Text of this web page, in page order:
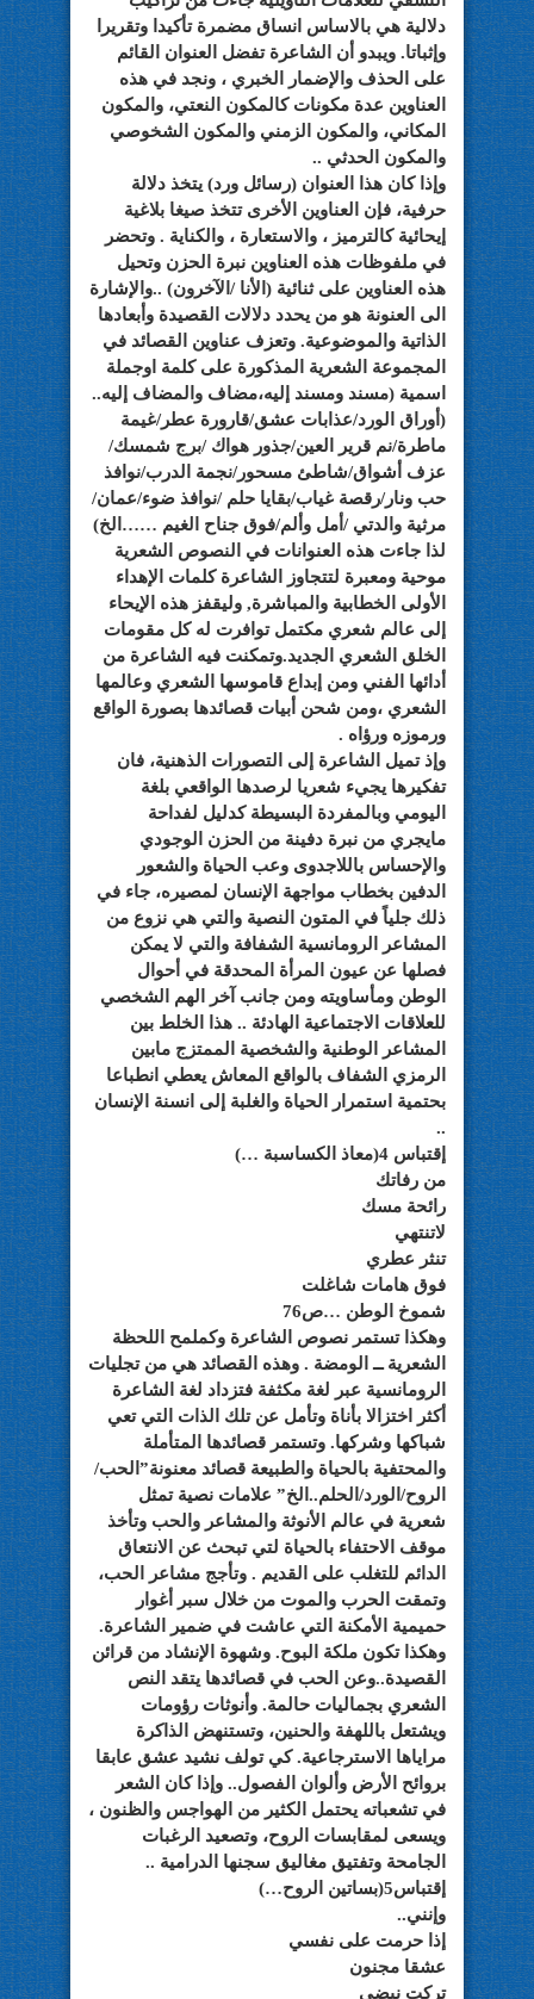
دلالية هي بالاساس انساق مضمرة تأكيدا وتقريرا
وإثباتا. ويبدو أن الشاعرة تفضل العنوان القائم
على الحذف والإضمار الخبري ، ونجد في هذه
العناوين عدة مكونات كالمكون النعتي، والمكون
المكاني، والمكون الزمني والمكون الشخوصي
والمكون الحدثي ..
وإذا كان هذا العنوان (رسائل ورد) يتخذ دلالة
حرفية، فإن العناوين الأخرى تتخذ صيغا بلاغية
إيحائية كالترميز ، والاستعارة ، والكناية . وتحضر
في ملفوظات هذه العناوين نبرة الحزن وتحيل
هذه العناوين على ثنائية (الأنا /الآخرون) ..والإشارة
الى العنونة هو من يحدد دلالات القصيدة وأبعادها
الذاتية والموضوعية. وتعزف عناوين القصائد في
المجموعة الشعرية المذكورة على كلمة اوجملة
اسمية (مسند ومسند إليه،مضاف والمضاف إليه..
(أوراق الورد/عذابات عشق/قارورة عطر/غيمة
ماطرة/نم قرير العين/جذور هواك /برج شمسك/
عزف أشواق/شاطئ مسحور/نجمة الدرب/نوافذ
حب ونار/رقصة غياب/بقايا حلم /نوافذ ضوء/عمان/
مرثية والدتي /أمل وألم/فوق جناح الغيم ……الخ)
لذا جاءت هذه العنوانات في النصوص الشعرية
موحية ومعبرة لتتجاوز الشاعرة كلمات الإهداء
الأولى الخطابية والمباشرة, وليقفز هذه الإيحاء
إلى عالم شعري مكتمل توافرت له كل مقومات
الخلق الشعري الجديد.وتمكنت فيه الشاعرة من
أدائها الفني ومن إبداع قاموسها الشعري وعالمها
الشعري ،ومن شحن أبيات قصائدها بصورة الواقع
ورموزه ورؤاه .
وإذ تميل الشاعرة إلى التصورات الذهنية، فان
تفكيرها يجيء شعريا لرصدها الواقعي بلغة
اليومي وبالمفردة البسيطة كدليل لفداحة
مايجري من نبرة دفينة من الحزن الوجودي
والإحساس باللاجدوى وعب الحياة والشعور
الدفين بخطاب مواجهة الإنسان لمصيره، جاء في
ذلك جلياً في المتون النصية والتي هي نزوع من
المشاعر الرومانسية الشفافة والتي لا يمكن
فصلها عن عيون المرأة المحدقة في أحوال
الوطن ومأساويته ومن جانب آخر الهم الشخصي
للعلاقات الاجتماعية الهادئة .. هذا الخلط بين
المشاعر الوطنية والشخصية الممتزج مابين
الرمزي الشفاف بالواقع المعاش يعطي انطباعا
بحتمية استمرار الحياة والغلبة إلى انسنة الإنسان
..
إقتباس 4(معاذ الكساسبة …)
من رفاتك
رائحة مسك
لاتنتهي
تنثر عطري
فوق هامات شاغلت
شموخ الوطن …ص76
وهكذا تستمر نصوص الشاعرة وكملمح اللحظة
الشعرية ــ الومضة . وهذه القصائد هي من تجليات
الرومانسية عبر لغة مكثفة فتزداد لغة الشاعرة
أكثر اختزالا بأناة وتأمل عن تلك الذات التي تعي
شباكها وشركها. وتستمر قصائدها المتأملة
والمحتفية بالحياة والطبيعة قصائد معنونة”الحب/
الروح/الورد/الحلم..الخ” علامات نصية تمثل
شعرية في عالم الأنوثة والمشاعر والحب وتأخذ
موقف الاحتفاء بالحياة لتي تبحث عن الانتعاق
الدائم للتغلب على القديم . وتأجج مشاعر الحب،
وتمقت الحرب والموت من خلال سبر أغوار
حميمية الأمكنة التي عاشت في ضمير الشاعرة.
وهكذا تكون ملكة البوح. وشهوة الإنشاد من قرائن
القصيدة..وعن الحب في قصائدها يتقد النص
الشعري بجماليات حالمة. وأنوثات رؤومات
ويشتعل باللهفة والحنين، وتستنهض الذاكرة
مراياها الاسترجاعية. كي تولف نشيد عشق عابقا
بروائح الأرض وألوان الفصول.. وإذا كان الشعر
في تشعباته يحتمل الكثير من الهواجس والظنون ،
ويسعى لمقابسات الروح، وتصعيد الرغبات
الجامحة وتفتيق مغاليق سجنها الدرامية ..
إقتباس5(بساتين الروح…)
وإنني..
إذا حرمت على نفسي
عشقا مجنون
تركت نبضي